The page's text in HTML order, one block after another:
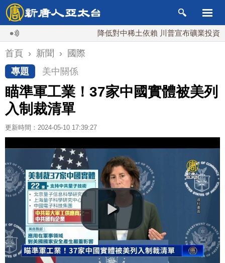
降低對中稀土依賴 川普宣布礦業投資20億美
首頁 › 新聞 ›
國際
專題
美中關係
瞄準軍工業！37家中國實體被美列
入制裁清單
更新時間：2024-05-10 17:39:27